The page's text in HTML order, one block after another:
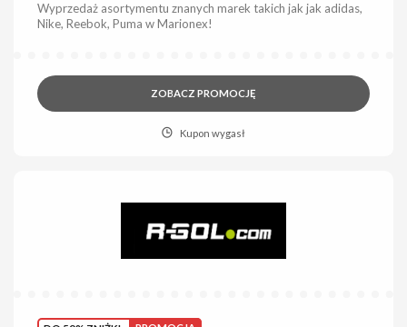
Wyprzedaż asortymentu znanych marek takich jak jak adidas,
Nike, Reebok, Puma w Marionex!
ZOBACZ PROMOCJĘ
Kupon wygasł